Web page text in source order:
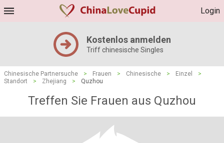
Login
Kostenlos anmelden
Triff chinesische Singles
Chinesische Partnersuche > Frauen > Chinesische > Einzel
>
Standort
> Zhejiang > Quzhou
Treffen Sie Frauen aus Quzhou